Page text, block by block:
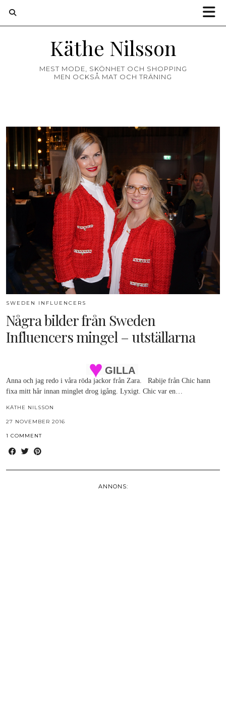
Käthe Nilsson
MEST MODE, SKÖNHET OCH SHOPPING
MEN OCKSÅ MAT OCH TRÄNING
SWEDEN INFLUENCERS
Några bilder från Sweden
Influencers mingel – utställarna
GILLA
Anna och jag redo i våra röda jackor från Zara. Rabije från Chic hann
fixa mitt hår innan minglet drog igång. Lyxigt. Chic var en…
KÄTHE NILSSON
27 NOVEMBER 2016
1 COMMENT
ANNONS: